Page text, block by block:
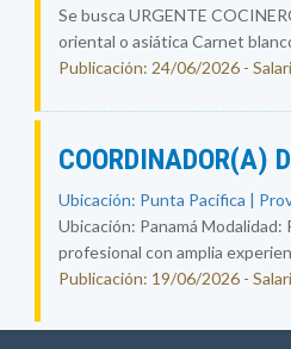
Se busca URGENTE
oriental o asiática Carnet
Publicación: 24/06/2026 -
COORDINADOR(A)
Ubicación: Punta Pacifica |
Ubicación: Panamá
profesional con amplia
Publicación: 19/06/2026 -